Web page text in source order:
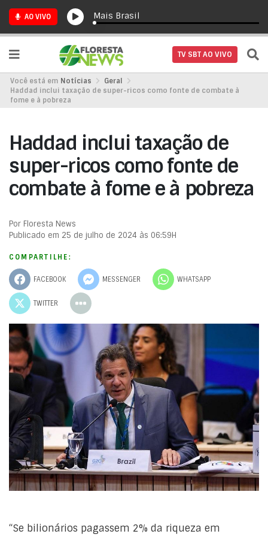
AO VIVO Mais Brasil
TV SBT AO VIVO
Você está em Notícias
Geral
Haddad inclui taxação de super-ricos como fonte de combate à
fome e à pobreza
Haddad inclui taxação de
super-ricos como fonte de
combate à fome e à pobreza
Por Floresta News
Publicado em 25 de julho de 2024 às 06:59H
COMPARTILHE:
FACEBOOK MESSENGER WHATSAPP
TWITTER
“Se bilionários pagassem 2% da riqueza em